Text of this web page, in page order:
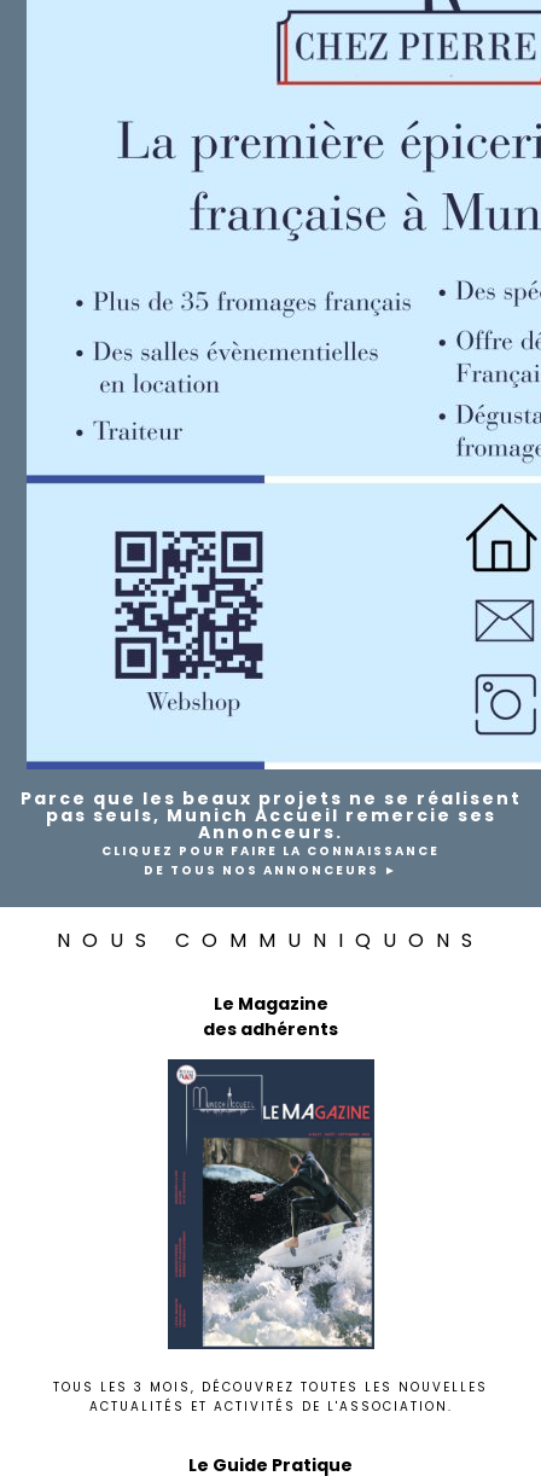
Parce que les beaux projets ne se réalisent
pas seuls, Munich Accueil remercie ses
Annonceurs.
CLIQUEZ POUR FAIRE LA CONNAISSANCE
DE TOUS NOS ANNONCEURS ►
NOUS COMMUNIQUONS
Le Magazine
des adhérents
TOUS LES 3 MOIS, DÉCOUVREZ TOUTES LES NOUVELLES
ACTUALITÉS ET ACTIVITÉS DE L'ASSOCIATION.
Le Guide Pratique